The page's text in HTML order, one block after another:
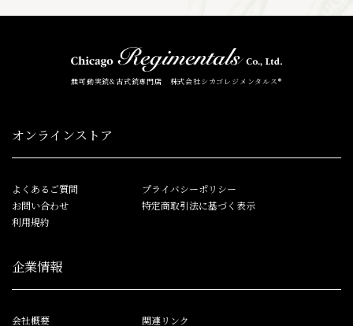
無可動実銃&古式銃専門店 株式会社シカゴレジメンタルス®
オンラインストア
よくあるご質問
お問い合わせ
利用規約
プライバシーポリシー
特定商取引法に基づく表示
企業情報
会社概要 関連リンク